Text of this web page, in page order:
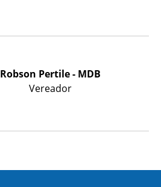
Robson Pertile - MDB
Vereador